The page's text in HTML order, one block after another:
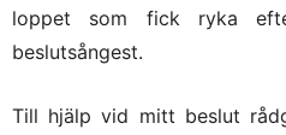
loppet som fick ryka
beslutsångest.
Till hjälp vid mitt beslut